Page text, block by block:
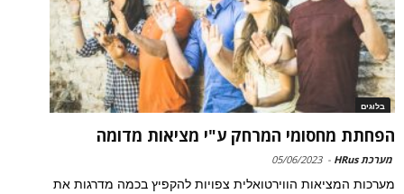
בלוגים
הפחתת מחסומי המרחק ע"י מציאות מדומה
מערכת HRus -
05/06/2023
מערכות המציאות הווירטואלית צפויות להקפיץ בכמה מדרגות את